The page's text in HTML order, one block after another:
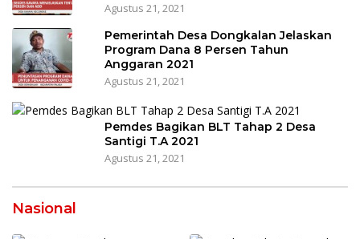
Agustus 21, 2021
Pemerintah Desa Dongkalan Jelaskan
Program Dana 8 Persen Tahun
Anggaran 2021
Agustus 21, 2021
Pemdes Bagikan BLT Tahap 2 Desa
Santigi T.A 2021
Agustus 21, 2021
Nasional